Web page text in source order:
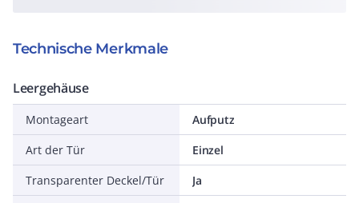
Technische Merkmale
Leergehäuse
Montageart
Aufputz
Art der Tür
Einzel
Transparenter Deckel/Tür
Ja